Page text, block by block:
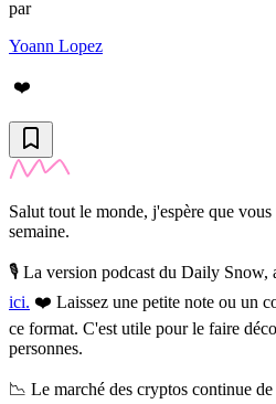
par
Yoann Lopez
❤️
Salut tout le monde, j'espère que
semaine.
🎙️ La version podcast du Daily Snow,
ici. ❤️ Laissez une petite note ou un
ce format. C'est utile pour le faire
personnes.
📉 Le marché des cryptos continue